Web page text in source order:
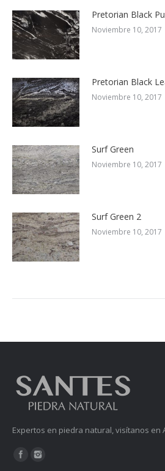
Pretorian Black
Noviembre 10, 2017
Pretorian Black
Noviembre 10, 2017
Surf Green
Noviembre 10, 2017
Surf Green 2
Noviembre 10, 2017
Expertos en piedra natural, visítanos en
Encuéntranos en: